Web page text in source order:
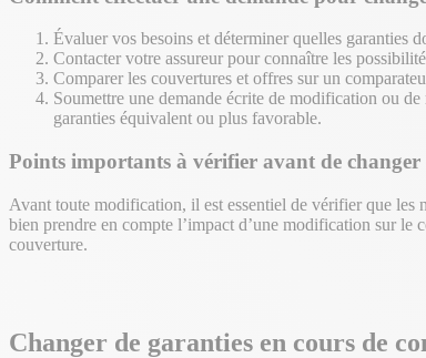
Évaluer vos besoins et déterminer quelles garanties
Contacter votre assureur pour connaître les
Comparer les couvertures et offres sur un
Soumettre une demande écrite de modification ou
garanties équivalent ou plus favorable.
Points importants à vérifier avant de changer
Avant toute modification, il est essentiel de vérifier que
bien prendre en compte l’impact d’une modification sur le
couverture.
Changer de garanties en cours de